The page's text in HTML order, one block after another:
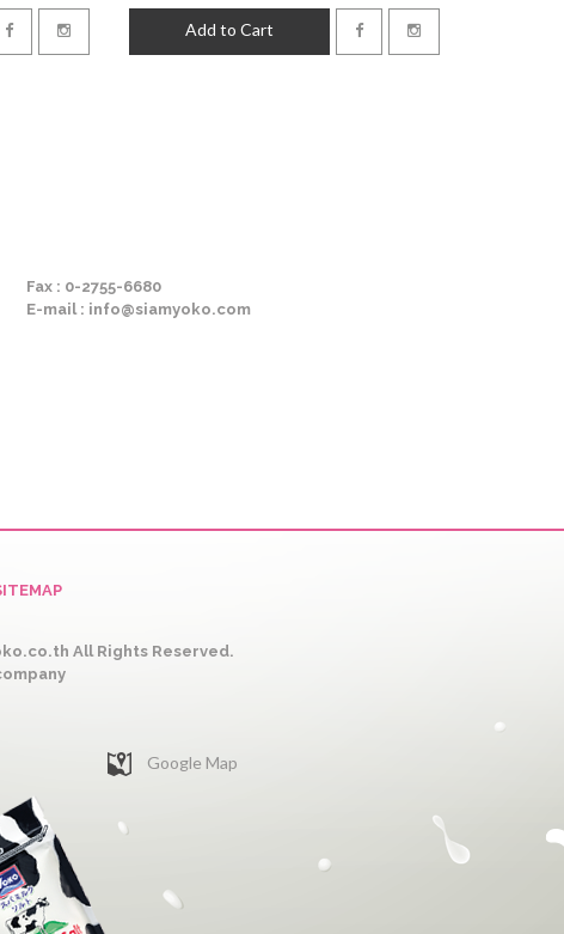
Add to Cart
Fax : 0-2755-6680
E-mail : info@siamyoko.com
All Rights Reserved.
Google Map